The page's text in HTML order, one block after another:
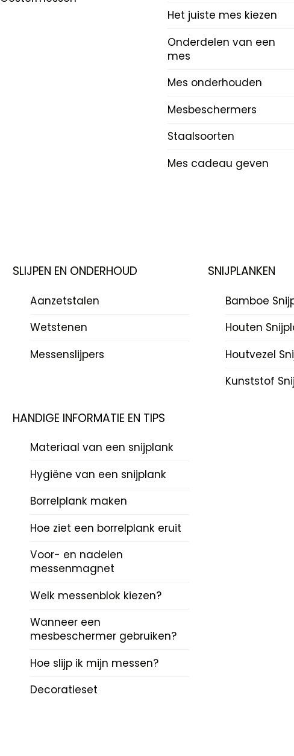
Het juiste mes kiezen
Onderdelen van een
mes
Mes onderhouden
Mesbeschermers
Staalsoorten
Mes cadeau geven
SLIJPEN EN ONDERHOUD
Aanzetstalen
Wetstenen
Messenslijpers
SNIJPLANKEN
Bamboe
Houten
Houtvezel
Kunststof
HANDIGE INFORMATIE EN TIPS
Materiaal van een snijplank
Hygiëne van een snijplank
Borrelplank maken
Hoe ziet een borrelplank eruit
Voor- en nadelen
messenmagnet
Welk messenblok kiezen?
Wanneer een
mesbeschermer gebruiken?
Hoe slijp ik mijn messen?
Decoratieset